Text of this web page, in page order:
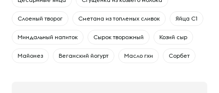
Слоеный творог Сметана из топленых сливок Яйца С1
Миндальный напиток Сырок творожный Козий сыр
Майонез Веганский йогурт Масло гхи Сорбет